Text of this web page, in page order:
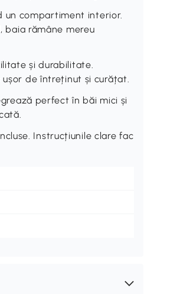
un compartiment interior.
baia rămâne mereu
și durabilitate.
de întreținut și curățat.
perfect în băi mici și
Instrucțiunile clare fac